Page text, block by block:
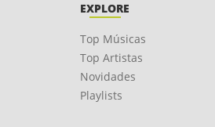
EXPLORE
Top Músicas
Top Artistas
Novidades
Playlists